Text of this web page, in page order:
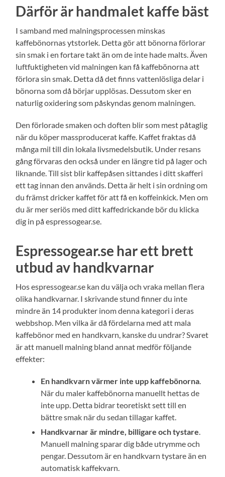
Därför är handmalet kaffe bäst
I samband med malningsprocessen minskas
kaffebönornas ytstorlek. Detta gör att bönorna förlorar
sin smak i en fortare takt än om de inte hade malts. Även
luftfuktigheten vid malningen kan få kaffebönorna att
förlora sin smak. Detta då det finns vattenlösliga delar i
bönorna som då börjar upplösas. Dessutom sker en
naturlig oxidering som påskyndas genom malningen.
Den förlorade smaken och doften blir som mest påtaglig
när du köper massproducerat kaffe. Kaffet fraktas då
många mil till din lokala livsmedelsbutik. Under resans
gång förvaras den också under en längre tid på lager och
liknande. Till sist blir kaffepåsen sittandes i ditt skafferi
ett tag innan den används. Detta är helt i sin ordning om
du främst dricker kaffet för att få en koffeinkick. Men om
du är mer seriös med ditt kaffedrickande bör du klicka
dig in på espressogear.se.
Espressogear.se har ett brett
utbud av handkvarnar
Hos espressogear.se kan du välja och vraka mellan flera
olika handkvarnar. I skrivande stund finner du inte
mindre än 14 produkter inom denna kategori i deras
webbshop. Men vilka är då fördelarna med att mala
kaffebönor med en handkvarn, kanske du undrar? Svaret
är att manuell malning bland annat medför följande
effekter:
En handkvarn värmer inte upp kaffebönorna.
När du maler kaffebönorna manuellt hettas de
inte upp. Detta bidrar teoretiskt sett till en
bättre smak när du sedan tillagar kaffet.
Handkvarnar är mindre, billigare och tystare.
Manuell malning sparar dig både utrymme och
pengar. Dessutom är en handkvarn tystare än en
automatisk kaffekvarn.